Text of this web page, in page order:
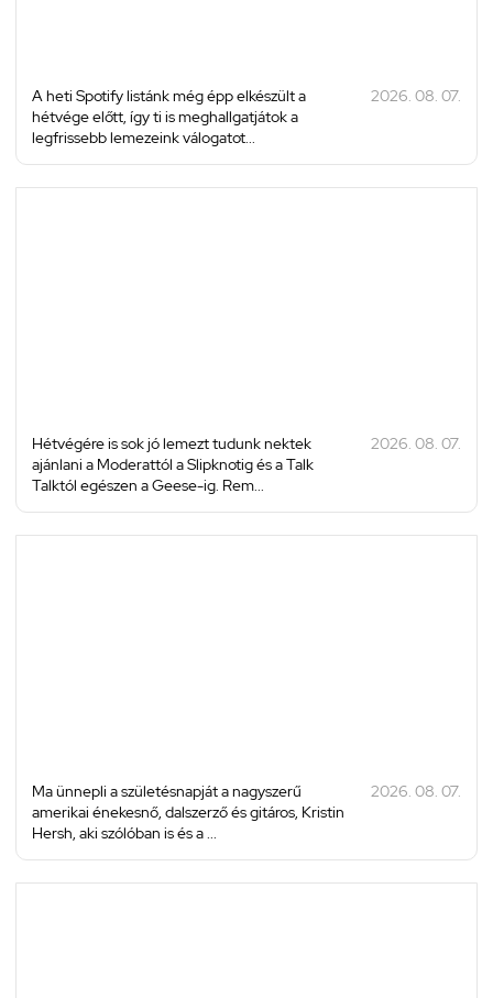
A heti Spotify listánk még épp elkészült a
hétvége előtt, így ti is meghallgatjátok a
legfrissebb lemezeink válogatot...
2026. 08. 07.
Hétvégére is sok jó lemezt tudunk nektek
ajánlani a Moderattól a Slipknotig és a Talk
Talktól egészen a Geese-ig. Rem...
2026. 08. 07.
Ma ünnepli a születésnapját a nagyszerű
amerikai énekesnő, dalszerző és gitáros, Kristin
Hersh, aki szólóban is és a ...
2026. 08. 07.